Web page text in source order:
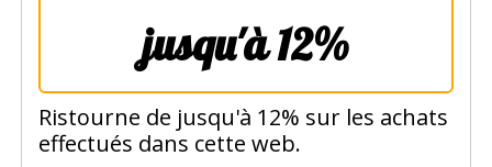
jusqu'à 12%
Ristourne de jusqu'à 12% sur les achats
effectués dans cette web.